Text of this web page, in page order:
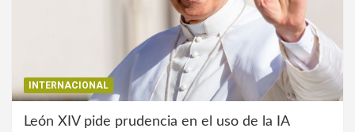
INTERNACIONAL
León XIV pide prudencia en el uso de la IA